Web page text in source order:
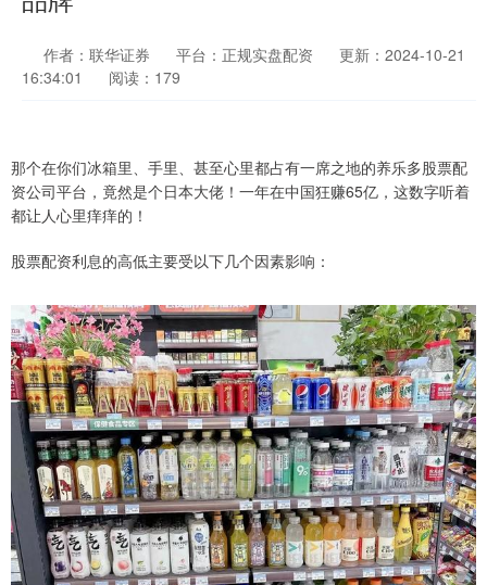
作者：联华证券 平台：正规实盘配资
更新：2024-10-21
16:34:01
阅读：179
那个在你们冰箱里、手里、甚至心里都占有一席之地的养乐多股票配
资公司平台，竟然是个日本大佬！一年在中国狂赚65亿，这数字听着
都让人心里痒痒的！
股票配资利息的高低主要受以下几个因素影响：